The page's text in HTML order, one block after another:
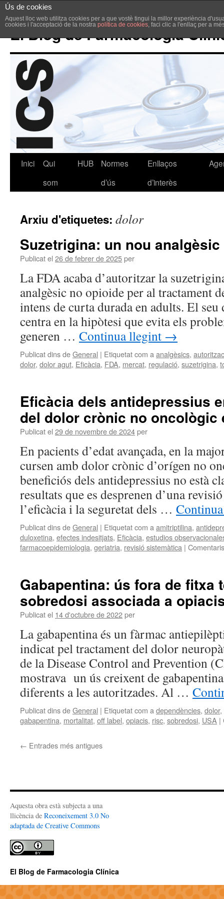
Ús de cookies
Aquest lloc web utilitza cookies per a que vostè tingui la millor experiència
cookies i l'acceptació de la nostra política de cookies, faci clic a l'enllaç per a
El Blog de Farmacologia
Inici
Qui
som
HUB
Normes
d’ús
Enllaços
d’interès
Arxiu d'etiquetes: dolor
Suzetrigina: un nou analgèsic
Publicat el 26 de febrer de 2025per
La FDA acaba d’autoritzar la
analgèsic no opioide per al tractament
intens de curta durada en adults. El seu
centra en la hipòtesi que evita els
generen … Continua llegint →
Publicat dins deGeneral | Etiquetat com a analgèsics,
dolor, dolor agut, Eficàcia, FDA, mercat, regulació, suzetrigina,
Eficàcia dels antidepressius
del dolor crònic no oncològic
Publicat el 29 de novembre de 2024per
En pacients d’edat avançada, en la
cursen amb dolor crònic d’orígen no
beneficiós dels antidepressius no està
resultats que es desprenen d’una
l’eficàcia i la seguretat dels …
Publicat dins deGeneral | Etiquetat com a amitriptilina,
duloxetina, efectes indesitjats, Eficàcia, estudios
farmacoepidemiologia, geriatria, revisió sistemàtica |
Gabapentina: ús fora de fitxa
sobredosi associada a
Publicat el 14 d'octubre de 2022per
La gabapentina és un fàrmac
indicat pel tractament del dolor
de la Disease Control and Prevention
mostrava un ús creixent de
diferents a les autoritzades. Al …
Publicat dins deGeneral | Etiquetat com a dependències, dolor,
gabapentina, mortalitat, off label, opiacis, risc, sobredosi, USA |
← Entrades més antigues
Aquesta obra està subjecta a una
llicència de Reconeixement 3.0 No
adaptada de Creative Commons
El Blog de Farmacologia Clínica